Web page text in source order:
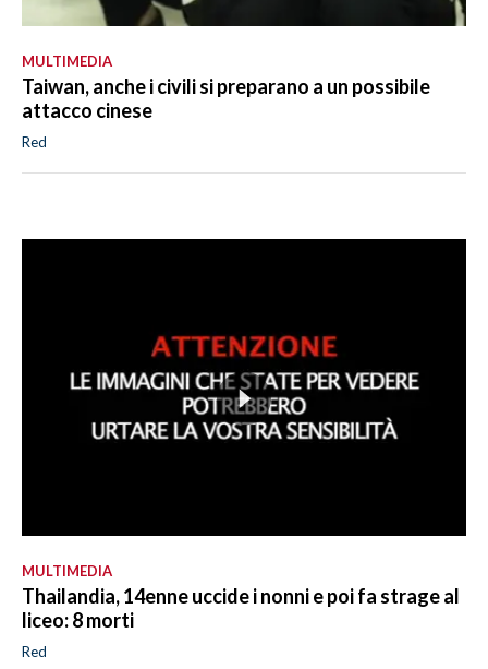
MULTIMEDIA
Taiwan, anche i civili si preparano a un possibile
attacco cinese
Red
MULTIMEDIA
Thailandia, 14enne uccide i nonni e poi fa strage al
liceo: 8 morti
Red